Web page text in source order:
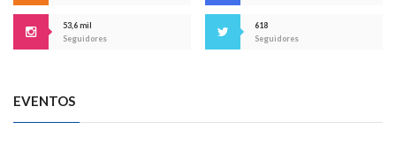
53,6 mil
Seguidores
618
Seguidores
EVENTOS